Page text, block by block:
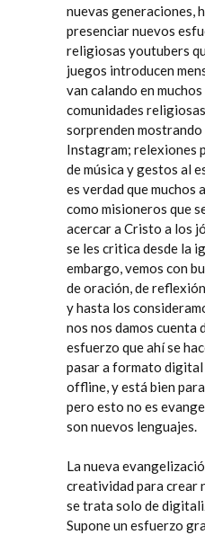
nuevas generaciones,
presenciar nuevos
religiosas youtubers
juegos introducen
van calando en
comunidades
sorprenden
Instagram; relexiones
de música y gestos al
es verdad que muchos
como misioneros que
acercar a Cristo a los
se les critica desde la
embargo, vemos con
de oración, de
y hasta los
nos nos damos cuenta
esfuerzo que ahí se
pasar a formato digital
offline, y está bien
pero esto no es
son nuevos lenguajes.
La nueva
creatividad para crear
se trata solo de
Supone un esfuerzo